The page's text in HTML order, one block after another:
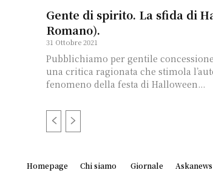
Gente di spirito. La sfida di
Romano).
31 Ottobre 2021
Pubblichiamo per gentile
una critica ragionata che stimola
fenomeno della festa di Halloween...
Homepage Chi siamo Giornale Askanews